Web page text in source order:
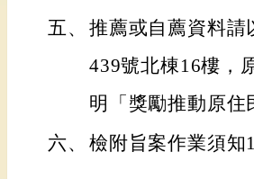
五、 推薦或自薦資料請
439號北棟16樓，
明「獎勵推動原
六、 檢附旨案作業須知1